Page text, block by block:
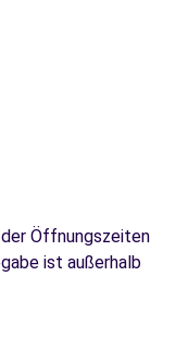
der Öffnungszeiten
ist außerhalb